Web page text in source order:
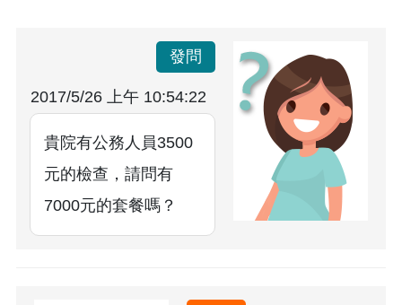
發問
2017/5/26 上午 10:54:22
貴院有公務人員3500
元的檢查，請問有
7000元的套餐嗎？